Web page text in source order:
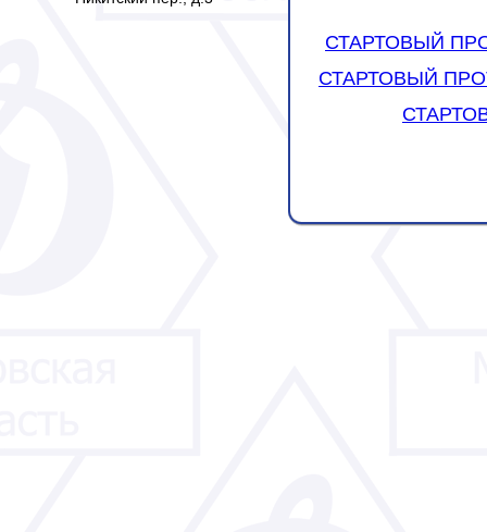
СТАРТОВЫЙ
СТАРТОВЫЙ